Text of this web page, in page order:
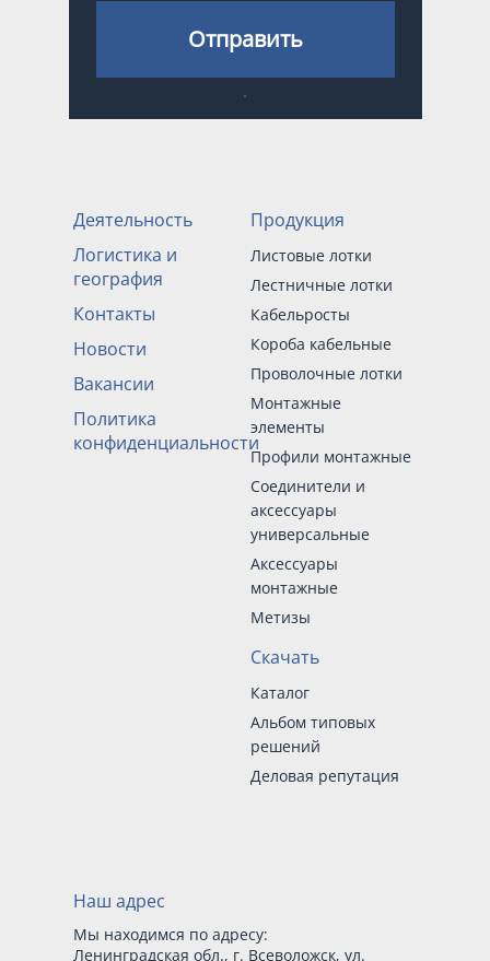
Деятельность
Логистика и
география
Контакты
Новости
Вакансии
Политика
конфиденциальности
Продукция
Листовые лотки
Лестничные лотки
Кабельросты
Короба кабельные
Проволочные лотки
Монтажные
элементы
Профили монтажные
Соединители и
аксессуары
универсальные
Аксессуары
монтажные
Метизы
Скачать
Каталог
Альбом типовых
решений
Деловая репутация
Наш адрес
Мы находимся по адресу:
Ленинградская обл., г. Всеволожск, ул.
Отправить